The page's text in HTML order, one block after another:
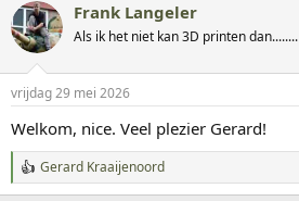
r
d
e
n
e
n
Frank Langeler
Als ik het niet kan 3D printen dan........
vrijdag 29 mei 2026
Welkom, nice. Veel plezier Gerard!
W
a
Gerard Kraaijenoord